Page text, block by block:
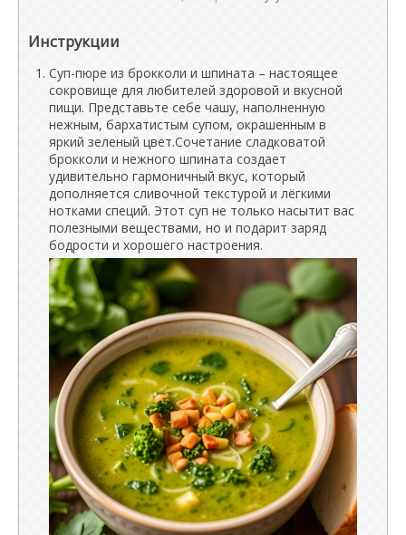
Инструкции
Суп-пюре из брокколи и шпината – настоящее
сокровище для любителей здоровой и вкусной
пищи. Представьте себе чашу, наполненную
нежным, бархатистым супом, окрашенным в
яркий зеленый цвет.Сочетание сладковатой
брокколи и нежного шпината создает
удивительно гармоничный вкус, который
дополняется сливочной текстурой и лёгкими
нотками специй. Этот суп не только насытит вас
полезными веществами, но и подарит заряд
бодрости и хорошего настроения.